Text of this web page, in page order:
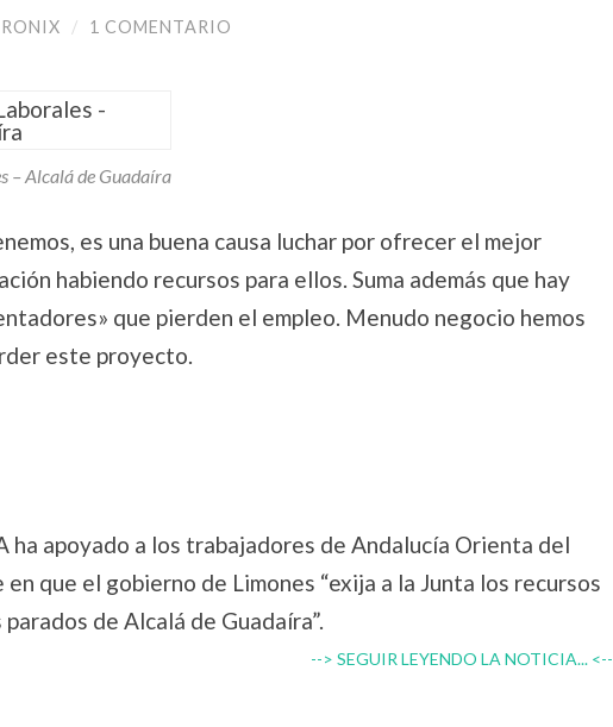
/ 1 COMENTARIO
– Alcalá de Guadaíra
es una buena causa luchar por ofrecer el mejor
habiendo recursos para ellos. Suma además que hay
que pierden el empleo. Menudo negocio hemos
este proyecto.
ha apoyado a los trabajadores de Andalucía Orienta del
que el gobierno de Limones “exija a la Junta los recursos
de Alcalá de Guadaíra”.
--> SEGUIR LEYENDO LA NOTICIA... <--